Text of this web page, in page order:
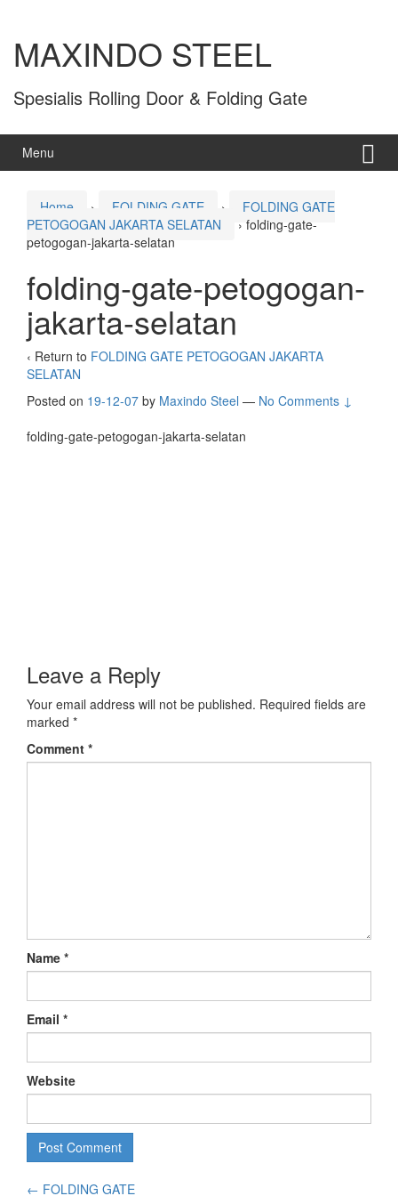
MAXINDO STEEL
Spesialis Rolling Door & Folding Gate
Menu
Home › FOLDING GATE ›
FOLDING GATE
PETOGOGAN JAKARTA SELATAN
› folding-gate-
petogogan-jakarta-selatan
folding-gate-petogogan-
jakarta-selatan
‹ Return to FOLDING GATE PETOGOGAN JAKARTA
SELATAN
Posted on 19-12-07 by Maxindo Steel — No Comments ↓
folding-gate-petogogan-jakarta-selatan
Leave a Reply
Your email address will not be published. Required fields are
marked *
Comment *
Name *
Email *
Website
← FOLDING GATE